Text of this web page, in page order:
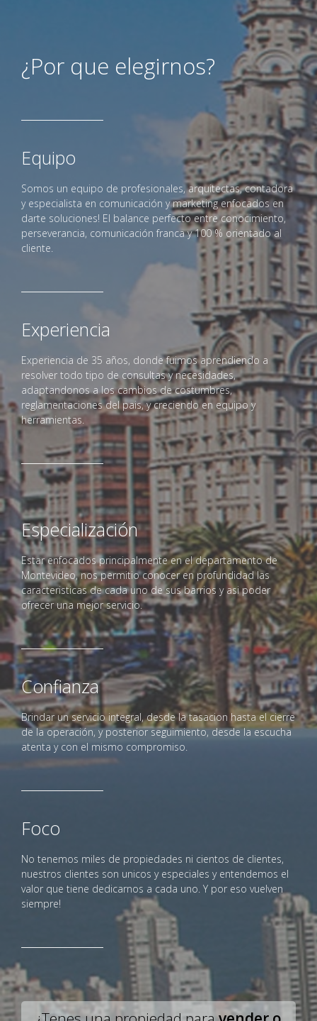
¿Por que elegirnos?
Equipo
Somos un equipo de profesionales, arquitectas, contadora
y especialista en comunicación y marketing enfocados en
darte soluciones! El balance perfecto entre conocimiento,
perseverancia, comunicación franca y 100 % orientado al
cliente.
Experiencia
Experiencia de 35 años, donde fuimos aprendiendo a
resolver todo tipo de consultas y necesidades,
adaptandonos a los cambios de costumbres,
reglamentaciones del pais, y creciendo en equipo y
herramientas.
Especialización
Estar enfocados principalmente en el departamento de
Montevideo, nos permitio conocer en profundidad las
caracteristicas de cada uno de sus barrios y asi poder
ofrecer una mejor servicio.
Confianza
Brindar un servicio integral, desde la tasacion hasta el cierre
de la operación, y posterior seguimiento, desde la escucha
atenta y con el mismo compromiso.
Foco
No tenemos miles de propiedades ni cientos de clientes,
nuestros clientes son unicos y especiales y entendemos el
valor que tiene dedicarnos a cada uno. Y por eso vuelven
siempre!